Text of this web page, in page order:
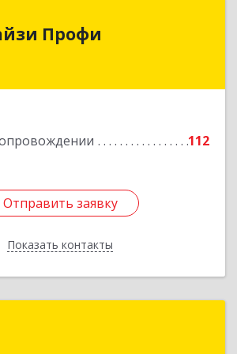
Профи
112
Отправить заявку
Показать контакты
1С:Франчайзи Профи
Отправить заявку
Назад